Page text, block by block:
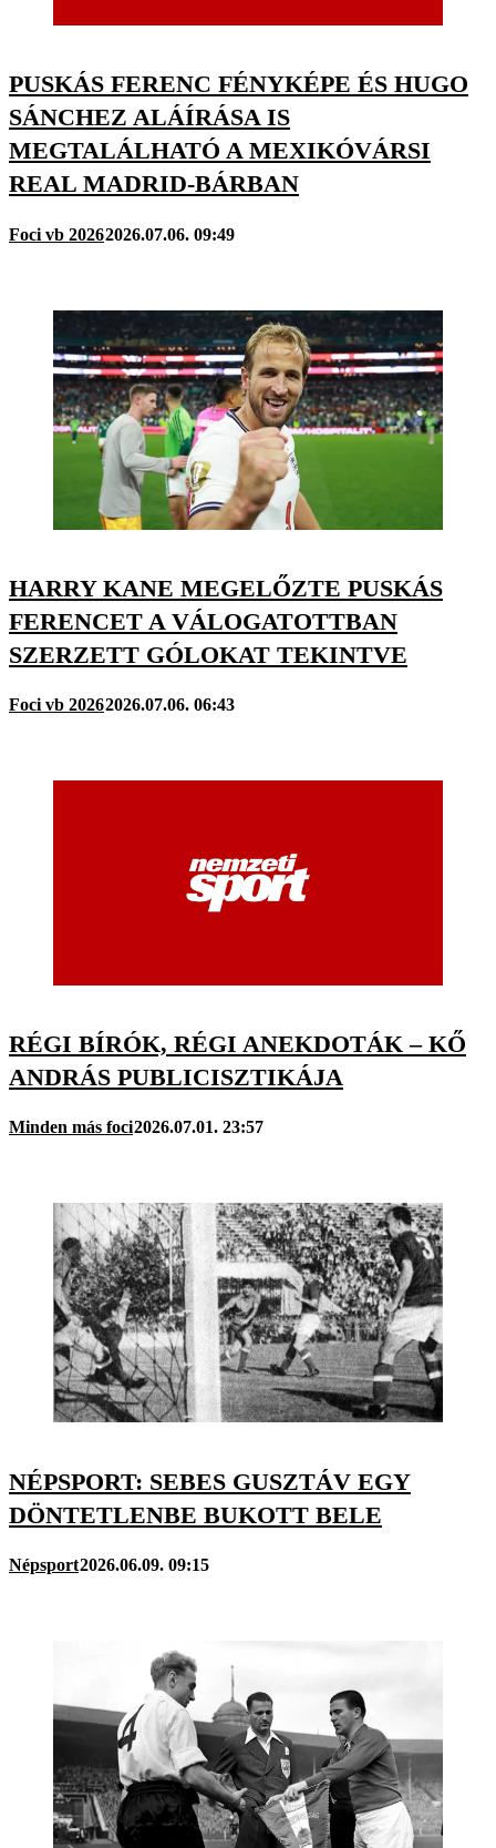
PUSKÁS FERENC FÉNYKÉPE ÉS HUGO
SÁNCHEZ ALÁÍRÁSA IS
MEGTALÁLHATÓ A MEXIKÓVÁRSI
REAL MADRID-BÁRBAN
Foci vb 20262026.07.06. 09:49
HARRY KANE MEGELŐZTE PUSKÁS
FERENCET A VÁLOGATOTTBAN
SZERZETT GÓLOKAT TEKINTVE
Foci vb 20262026.07.06. 06:43
RÉGI BÍRÓK, RÉGI ANEKDOTÁK – KŐ
ANDRÁS PUBLICISZTIKÁJA
Minden más foci2026.07.01. 23:57
NÉPSPORT: SEBES GUSZTÁV EGY
DÖNTETLENBE BUKOTT BELE
Népsport2026.06.09. 09:15